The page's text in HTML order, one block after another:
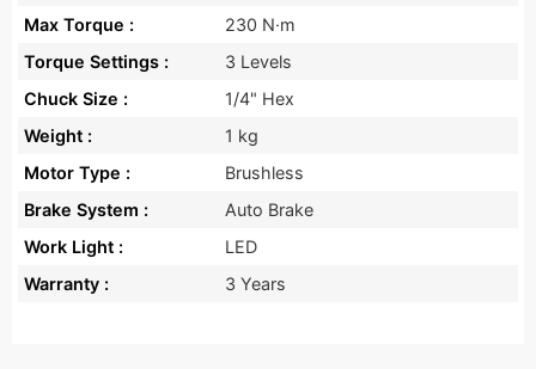
Max Torque :
230 N·m
Torque Settings :
3 Levels
Chuck Size :
1/4" Hex
Weight :
1 kg
Motor Type :
Brushless
Brake System :
Auto Brake
Work Light :
LED
Warranty :
3 Years